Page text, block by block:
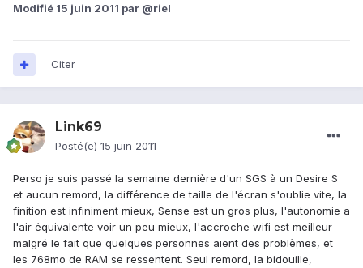
Modifié 15 juin 2011 par @riel
Citer
Link69
Posté(e) 15 juin 2011
Perso je suis passé la semaine dernière d'un SGS à un Desire S
et aucun remord, la différence de taille de l'écran s'oublie vite, la
finition est infiniment mieux, Sense est un gros plus, l'autonomie a
l'air équivalente voir un peu mieux, l'accroche wifi est meilleur
malgré le fait que quelques personnes aient des problèmes, et
les 768mo de RAM se ressentent. Seul remord, la bidouille,